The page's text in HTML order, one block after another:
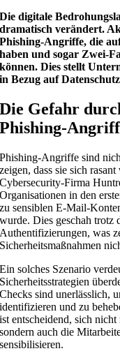
Die digitale
dramatisch verändert.
Phishing-Angriffe, die
haben und sogar Zwei-
können. Dies stellt
in Bezug auf
Die Gefahr
Phishing-
Phishing-Angriffe sind
zeigen, dass sie sich
Cybersecurity-Firma
Organisationen in den
zu sensiblen E-Mail-
wurde. Dies geschah
Authentifizierungen, was
Sicherheitsmaßnahmen
Ein solches Szenario
Sicherheitsstrategien
Checks sind unerlässlich,
identifizieren und zu
ist entscheidend, sich
sondern auch die
sensibilisieren.